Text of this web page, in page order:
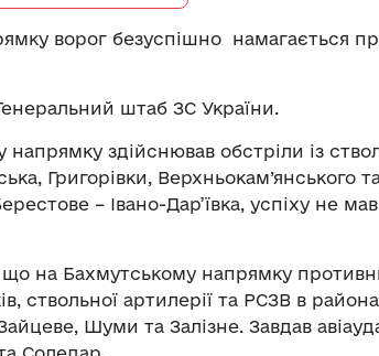
ворог безуспішно намагається
штаб ЗС України.
здійснював обстріли із
Григорівки, Верхньокам’янського
– Івано-Дар’ївка, успіху не
що на Бахмутському напрямку
ствольної артилерії та РСЗВ в
Шуми та Залізне. Завдав